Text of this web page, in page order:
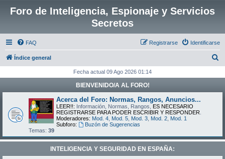
Foro de Inteligencia, Espionaje y Servicios
Secretos
FAQ Identificarse
Registrarse
Índice general
c
Fecha actual 09 Ago 2026 01:14
BIENVENIDO/A AL FORO!
Acerca del Foro: Normas, Rangos, Anuncios...
LEER!!: Información, Normas, Rangos, ES NECESARIO
REGISTRARSE PARA PODER ESCRIBIR Y RESPONDER
Moderadores: Mod. 4 Mod. 5 Mod. 3 Mod. 2 Mod. 1
Subforo:
Buzón de Sugerencias
Temas: 39
INTELIGENCIA Y SEGURIDAD EN ESPAÑA: